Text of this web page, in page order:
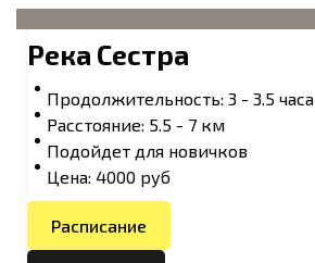
Река Сестра
Продолжительность: 3 - 3.5 часа
Расстояние: 5.5 - 7 км
Подойдет для новичков
Цена: 4000 руб
Расписание